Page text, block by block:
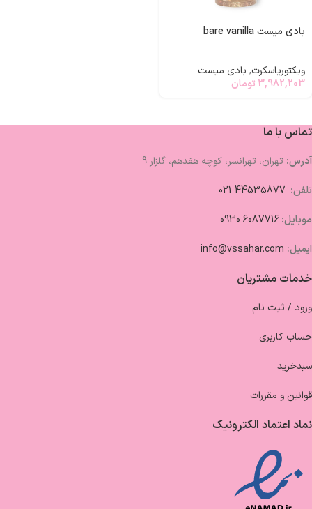
بادی میست bare vanilla
ویکتوریاسکرت, بادی میست
3,982,203 تومان
تماس با ما
آدرس: تهران، تهرانسر، کوچه هفدهم، گلزار 9
تلفن:
موبایل:6087716 0930
ایمیل: info@vssahar.com
خدمات مشتریان
ورود / ثبت نام
حساب کاربری
سبدخرید
قوانین و مقررات
نماد اعتماد الکترونیک